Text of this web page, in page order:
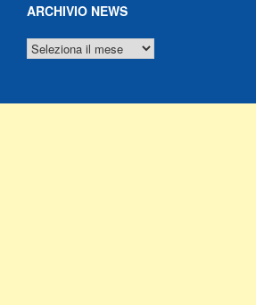
ARCHIVIO NEWS
ARCHIVIO
NEWS